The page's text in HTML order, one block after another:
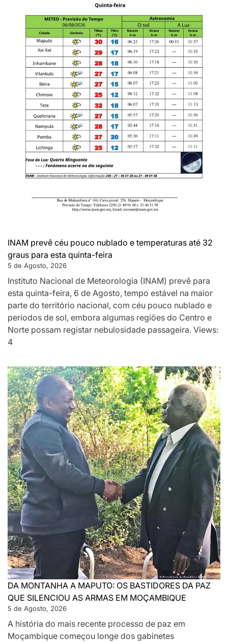
INAM prevê céu pouco nublado e temperaturas até 32
graus para esta quinta-feira
5 de Agosto, 2026
Instituto Nacional de Meteorologia (INAM) prevê para
esta quinta-feira, 6 de Agosto, tempo estável na maior
parte do território nacional, com céu pouco nublado e
períodos de sol, embora algumas regiões do Centro e
Norte possam registar nebulosidade passageira. Views:
4
DA MONTANHA A MAPUTO: OS BASTIDORES DA PAZ
QUE SILENCIOU AS ARMAS EM MOÇAMBIQUE
5 de Agosto, 2026
A história do mais recente processo de paz em
Moçambique começou longe dos gabinetes